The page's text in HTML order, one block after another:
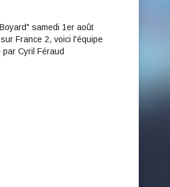
samedi 1er août
France 2, voici l'équipe
par Cyril Féraud